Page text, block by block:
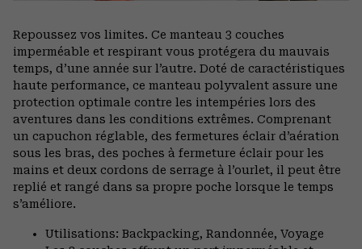
Repoussez vos limites. Ce manteau 3 couches
imperméable et respirant vous protégera du mauvais
temps, d’une année sur l’autre. Doté de caractéristiques
haute performance, ce manteau polyvalent assure une
protection optimale contre les intempéries lors des
aventures dans les conditions extrêmes. Comprenant
un capuchon réglable, des fermetures éclair d’aération
sous les bras, des poches à fermeture éclair pour les
mains et deux cordons de serrage à l’ourlet, il peut être
replié et rangé dans sa propre poche lorsque le temps
s’améliore.
Utilisations: Backpacking, Randonnée, Voyage